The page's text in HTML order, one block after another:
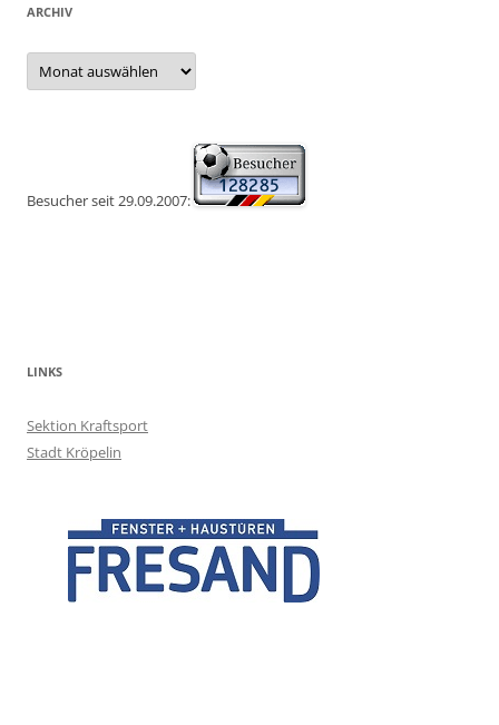
ARCHIV
Archiv
Besucher seit 29.09.2007:
LINKS
Sektion Kraftsport
Stadt Kröpelin